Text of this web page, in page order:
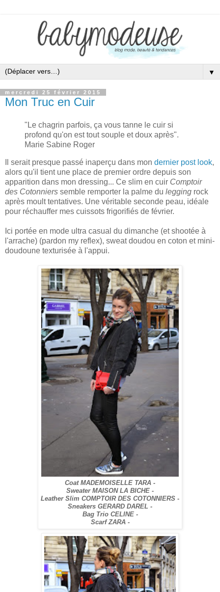
▼
mercredi 25 février 2015
Mon Truc en Cuir
" Le chagrin parfois, ça vous tanne le cuir si
profond qu'on est tout souple et doux après".
Marie Sabine Roger
Il serait presque passé inaperçu dans mon dernier post look,
alors qu'il tient une place de premier ordre depuis son
apparition dans mon dressing... Ce slim en cuir Comptoir
des Cotonniers semble remporter la palme du legging rock
après moult tentatives. Une véritable seconde peau, idéale
pour réchauffer mes cuissots frigorifiés de février.
Ici portée en mode ultra casual du dimanche (et shootée à
l'arrache) (pardon my reflex), sweat doudou en coton et mini-
doudoune texturisée à l'appui.
Coat MADEMOISELLE TARA -
Sweater MAISON LA BICHE -
Leather Slim COMPTOIR DES COTONNIERS -
Sneakers GERARD DAREL -
Bag Trio CELINE -
Scarf ZARA -